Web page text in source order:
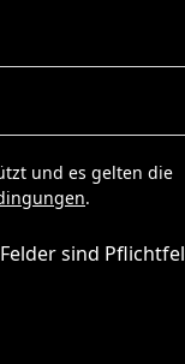
und es gelten die
.
sind